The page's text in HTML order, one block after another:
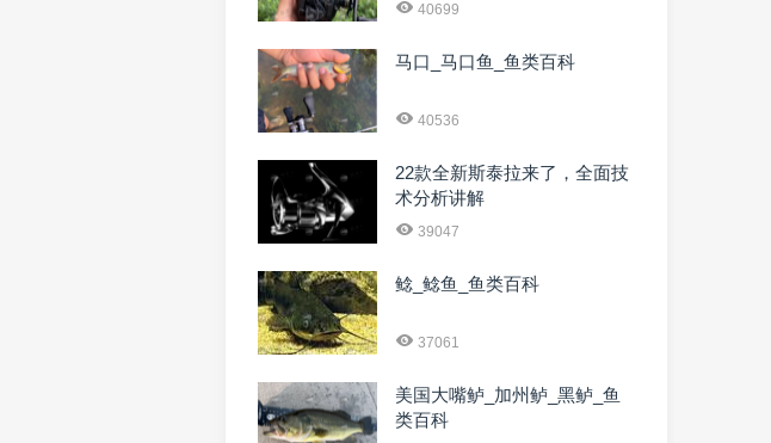
40699
马口_马口鱼_鱼类百科
40536
22款全新斯泰拉来了，全面技
术分析讲解
39047
鲶_鲶鱼_鱼类百科
37061
美国大嘴鲈_加州鲈_黑鲈_鱼
类百科